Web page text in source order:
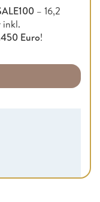
– 16,2
inkl.
Euro!